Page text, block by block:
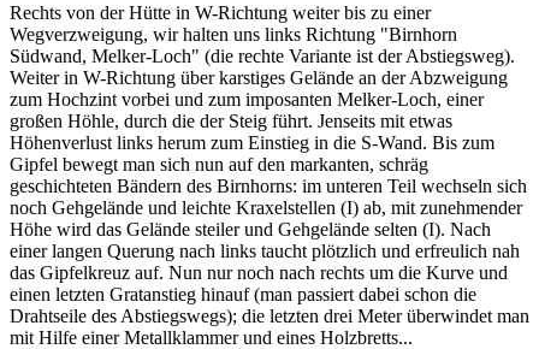
Rechts von der Hütte in W-Richtung weiter bis zu einer
Wegverzweigung, wir halten uns links Richtung "Birnhorn
Südwand, Melker-Loch" (die rechte Variante ist der Abstiegsweg).
Weiter in W-Richtung über karstiges Gelände an der Abzweigung
zum Hochzint vorbei und zum imposanten Melker-Loch, einer
großen Höhle, durch die der Steig führt. Jenseits mit etwas
Höhenverlust links herum zum Einstieg in die S-Wand. Bis zum
Gipfel bewegt man sich nun auf den markanten, schräg
geschichteten Bändern des Birnhorns: im unteren Teil wechseln sich
noch Gehgelände und leichte Kraxelstellen (I) ab, mit zunehmender
Höhe wird das Gelände steiler und Gehgelände selten (I). Nach
einer langen Querung nach links taucht plötzlich und erfreulich nah
das Gipfelkreuz auf. Nun nur noch nach rechts um die Kurve und
einen letzten Gratanstieg hinauf (man passiert dabei schon die
Drahtseile des Abstiegswegs); die letzten drei Meter überwindet man
mit Hilfe einer Metallklammer und eines Holzbretts...